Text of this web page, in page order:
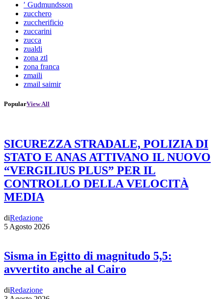
′ Gudmundsson
zucchero
zuccherificio
zuccarini
zucca
zualdi
zona ztl
zona franca
zmaili
zmail saimir
PopularView All
SICUREZZA STRADALE, POLIZIA DI
STATO E ANAS ATTIVANO IL NUOVO
“VERGILIUS PLUS” PER IL
CONTROLLO DELLA VELOCITÀ
MEDIA
diRedazione
5 Agosto 2026
Sisma in Egitto di magnitudo 5,5:
avvertito anche al Cairo
diRedazione